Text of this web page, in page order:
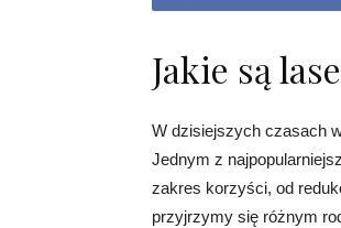
Jakie są
W dzisiejszych czasach
Jednym z
zakres korzyści, od
przyjrzymy się różnym